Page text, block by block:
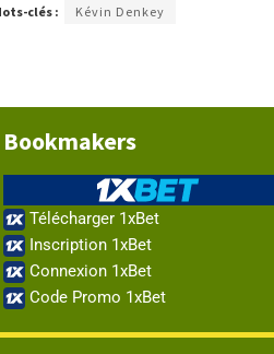
clés : Kévin Denkey
Bookmakers
Télécharger 1xBet
Inscription 1xBet
Connexion 1xBet
Code Promo 1xBet